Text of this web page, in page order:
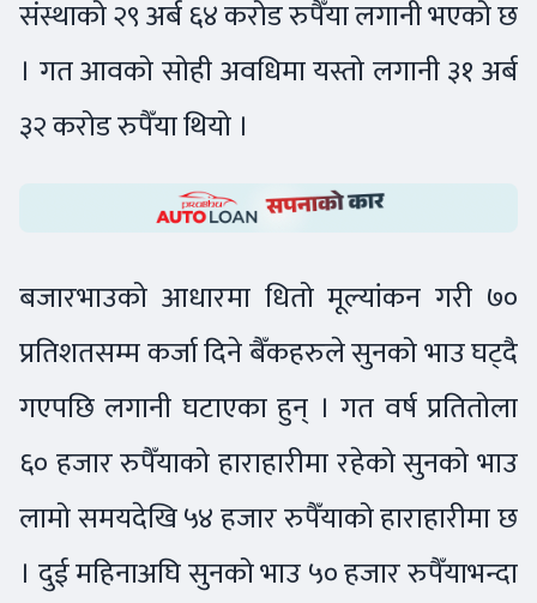
संस्थाको २९ अर्ब ६४ करोड रुपैँया लगानी भएको छ
। गत आवको सोही अवधिमा यस्तो लगानी ३१ अर्ब
३२ करोड रुपैँया थियो ।
बजारभाउको आधारमा धितो मूल्यांकन गरी ७०
प्रतिशतसम्म कर्जा दिने बैँकहरुले सुनको भाउ घट्दै
गएपछि लगानी घटाएका हुन् । गत वर्ष प्रतितोला
६० हजार रुपैँयाको हाराहारीमा रहेको सुनको भाउ
लामो समयदेखि ५४ हजार रुपैँयाको हाराहारीमा छ
। दुई महिनाअघि सुनको भाउ ५० हजार रुपैँयाभन्दा